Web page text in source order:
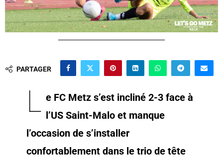
PARTAGER
L e FC Metz s’est incliné 2-3 face à
l’US Saint-Malo et manque
l’occasion de s’installer
confortablement dans le trio de tête